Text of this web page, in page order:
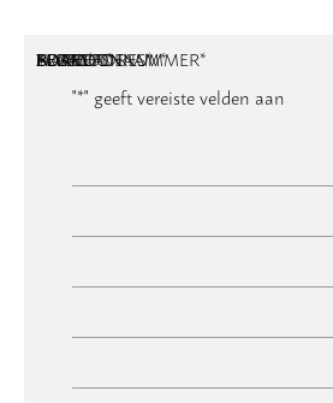
"*" geeft vereiste velden aan
NAAM*
BEDRIJFSNAAM*
E-MAILADRES*
TELEFOONNUMMER*
POSTCODE
ADRES
BERICHT*